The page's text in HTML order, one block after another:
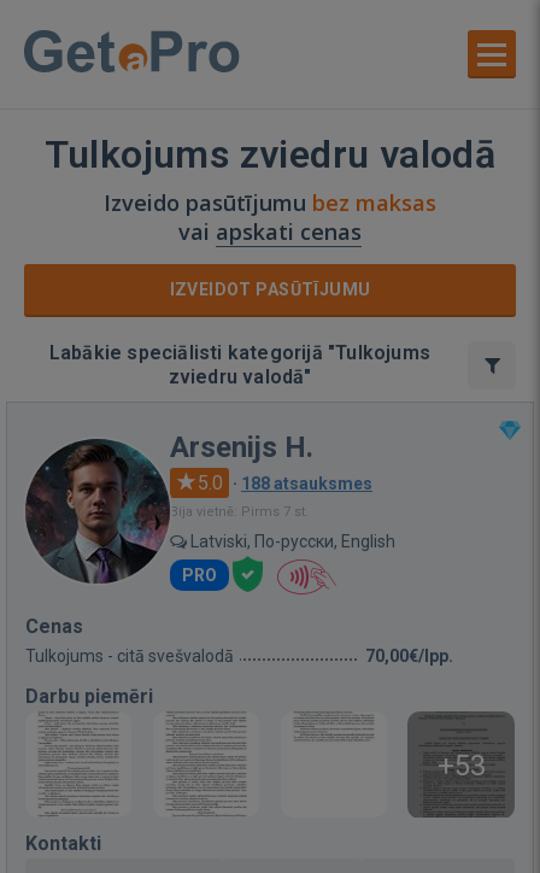
Tulkojums zviedru valodā
Izveido pasūtījumu bez maksas
vai apskati cenas
IZVEIDOT PASŪTĪJUMU
Labākie speciālisti kategorijā "Tulkojums
zviedru valodā"
Arsenijs H.
5.0 · 188 atsauksmes
Bija vietnē: Pirms 7 st.
Latviski, По-русски, English
PRO
Cenas
Tulkojums - citā svešvalodā 70,00€/lpp.
Darbu piemēri
+53
Kontakti